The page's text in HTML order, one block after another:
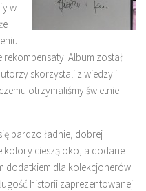
w
Album został
skorzystali z wiedzy i
otrzymaliśmy świetnie
bardzo ładnie, dobrej
kolory cieszą oko, a dodane
dodatkiem dla kolekcjonerów.
historii zaprezentowanej